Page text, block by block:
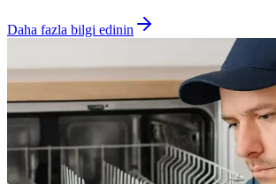
Daha fazla bilgi edinin